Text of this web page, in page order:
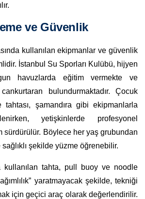
ve Güvenlik
kullanılan ekipmanlar ve güvenlik
İstanbul Su Sporları Kulübü, hijyen
havuzlarda eğitim vermekte ve
bulundurmaktadır. Çocuk
tahtası, şamandıra gibi ekipmanlarla
yetişkinlerde profesyonel
sürdürülür. Böylece her yaş grubundan
sağlıklı şekilde yüzme öğrenebilir.
kullanılan tahta, pull buoy ve noodle
yaratmayacak şekilde, tekniği
için geçici araç olarak değerlendirilir.